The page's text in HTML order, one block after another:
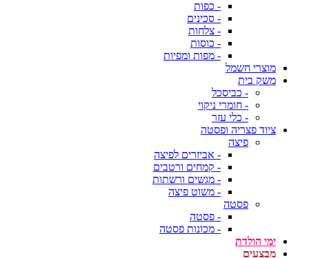
- כפות
- סכינים
- צלחות
- כוסות
- מפות ומפיות
מוצרי חשמל
משק בית
- כביסכל
- חומרי ניקוי
- כלי עזר
ציוד פצריה ופסטה
פיצה
- אביזרים לפיצה
- קמחים ורטבים
- מגשים ורשתות
- משוט פיצה
פסטה
- פסטה
- מכונות פסטה
ימי הולדת
מבצעים